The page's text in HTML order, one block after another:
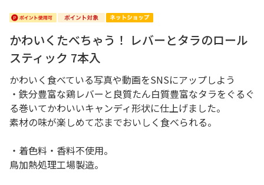
かわいくたべちゃう！ レバーとタラのロール
スティック 7本入
かわいく食べている写真や動画をSNSにアップしよう
・鉄分豊富な鶏レバーと良質たん白質豊富なタラをぐるぐ
る巻いてかわいいキャンディ形状に仕上げました。
素材の味が楽しめて芯までおいしく食べられる。
・着色料・香料不使用。
鳥加熱処理工場製造。